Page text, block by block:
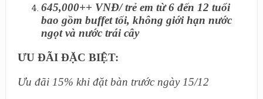
645,000++ VNĐ/ trẻ em từ 6 đến 12 tuổi
bao gồm buffet tối, không giới hạn nước
ngọt và nước trái cây
ƯU ĐÃI ĐẶC BIỆT:
Ưu đãi 15% khi đặt bàn trước ngày 15/12